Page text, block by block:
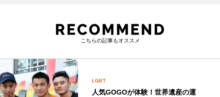
こちらの記事もオススメ
LGBT
人気GOGOが体験！世界遺産の運